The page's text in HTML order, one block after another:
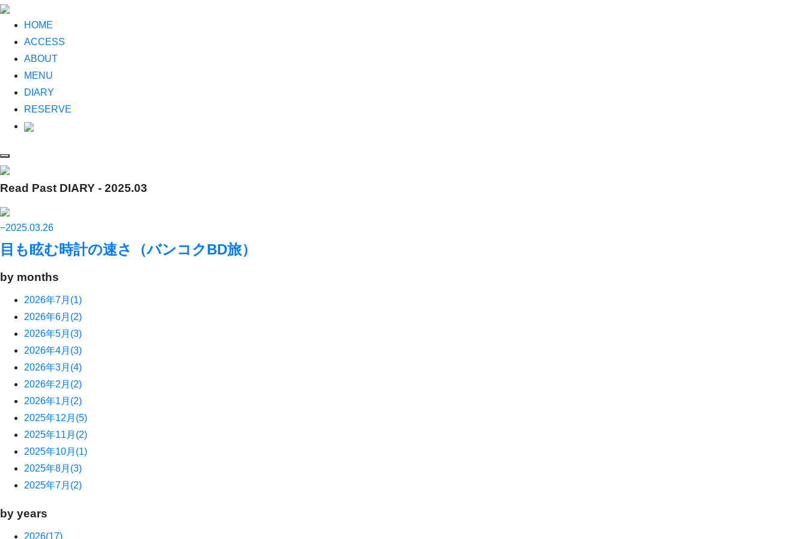
HOME
ACCESS
ABOUT
MENU
DIARY
RESERVE
Read Past DIARY - 2025.03
−2025.03.26
目も眩む時計の速さ（バンコクBD旅）
by months
2026年7月 (1)
2026年6月 (2)
2026年5月 (3)
2026年4月 (3)
2026年3月 (4)
2026年2月 (2)
2026年1月 (2)
2025年12月 (5)
2025年11月 (2)
2025年10月 (1)
2025年8月 (3)
2025年7月 (2)
by years
2026(17)